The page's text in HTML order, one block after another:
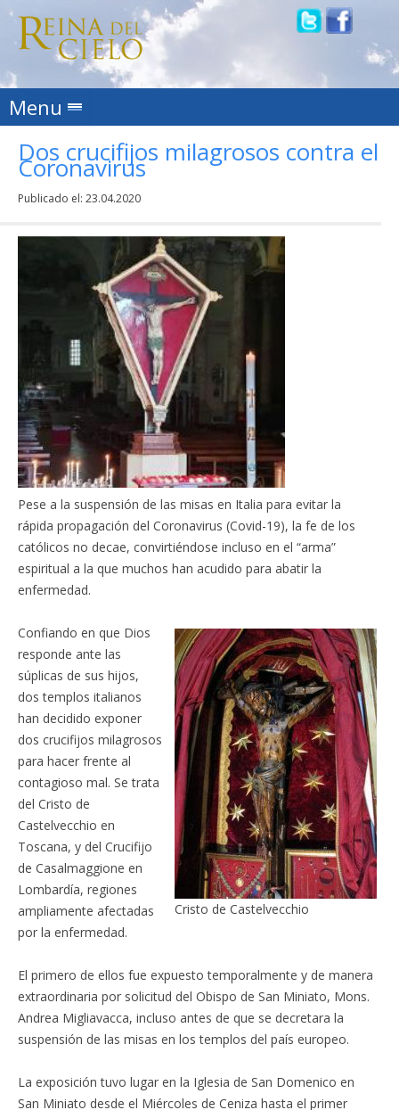
Menu Skip to content
Dos crucifijos milagrosos contra el
Coronavirus
Publicado el: 23.04.2020
Pese a la suspensión de las misas en Italia para evitar la
rápida propagación del Coronavirus (Covid-19), la fe de los
católicos no decae, convirtiéndose incluso en el “arma”
espiritual a la que muchos han acudido para abatir la
enfermedad.
Cristo de Castelvecchio
Confiando en que Dios
responde ante las
súplicas de sus hijos,
dos templos italianos
han decidido exponer
dos crucifijos milagrosos
para hacer frente al
contagioso mal. Se trata
del Cristo de
Castelvecchio en
Toscana, y del Crucifijo
de Casalmaggione en
Lombardía, regiones
ampliamente afectadas
por la enfermedad.
El primero de ellos fue expuesto temporalmente y de manera
extraordinaria por solicitud del Obispo de San Miniato, Mons.
Andrea Migliavacca, incluso antes de que se decretara la
suspensión de las misas en los templos del país europeo.
La exposición tuvo lugar en la Iglesia de San Domenico en
San Miniato desde el Miércoles de Ceniza hasta el primer